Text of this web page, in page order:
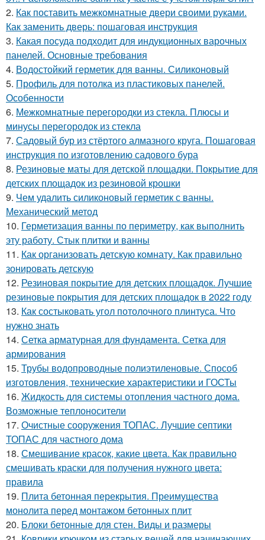
2. Как поставить межкомнатные двери своими руками.
Как заменить дверь: пошаговая инструкция
3. Какая посуда подходит для индукционных варочных
панелей. Основные требования
4. Водостойкий герметик для ванны. Силиконовый
5. Профиль для потолка из пластиковых панелей.
Особенности
6. Межкомнатные перегородки из стекла. Плюсы и
минусы перегородок из стекла
7. Садовый бур из стёртого алмазного круга. Пошаговая
инструкция по изготовлению садового бура
8. Резиновые маты для детской площадки. Покрытие для
детских площадок из резиновой крошки
9. Чем удалить силиконовый герметик с ванны.
Механический метод
10. Герметизация ванны по периметру, как выполнить
эту работу. Стык плитки и ванны
11. Как организовать детскую комнату. Как правильно
зонировать детскую
12. Резиновая покрытие для детских площадок. Лучшие
резиновые покрытия для детских площадок в 2022 году
13. Как состыковать угол потолочного плинтуса. Что
нужно знать
14. Сетка арматурная для фундамента. Сетка для
армирования
15. Трубы водопроводные полиэтиленовые. Способ
изготовления, технические характеристики и ГОСТы
16. Жидкость для системы отопления частного дома.
Возможные теплоносители
17. Очистные сооружения ТОПАС. Лучшие септики
ТОПАС для частного дома
18. Смешивание красок, какие цвета. Как правильно
смешивать краски для получения нужного цвета:
правила
19. Плита бетонная перекрытия. Преимущества
монолита перед монтажом бетонных плит
20. Блоки бетонные для стен. Виды и размеры